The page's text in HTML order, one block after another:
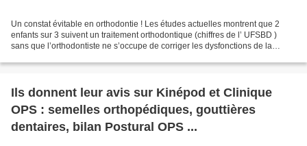
Un constat évitable en orthodontie ! Les études actuelles montrent que 2
enfants sur 3 suivent un traitement orthodontique (chiffres de l’ UFSBD )
sans que l’orthodontiste ne s’occupe de corriger les dysfonctions de la
Ils donnent leur avis sur Kinépod et Clinique
OPS : semelles orthopédiques, gouttières
dentaires, bilan Postural OPS ...